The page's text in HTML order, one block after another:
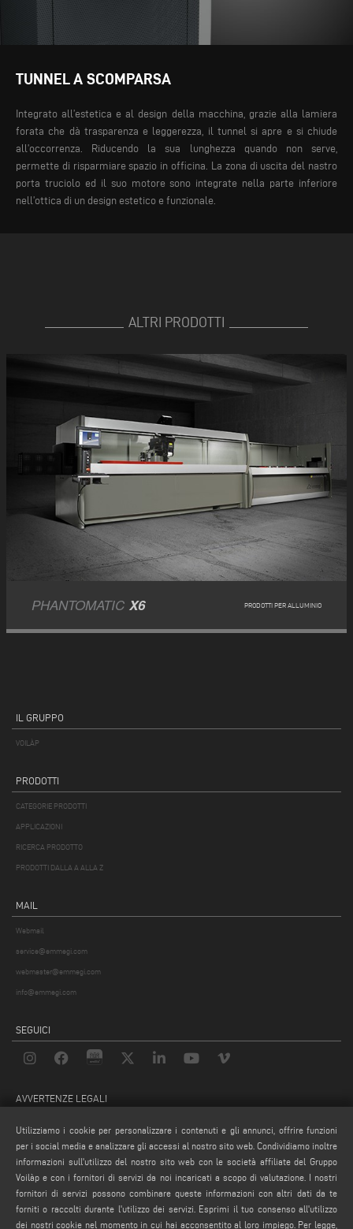
TUNNEL A SCOMPARSA
Integrato all’estetica e al design della macchina, grazie alla lamiera
forata che dà trasparenza e leggerezza, il tunnel si apre e si chiude
all’occorrenza. Riducendo la sua lunghezza quando non serve,
permette di risparmiare spazio in officina. La zona di uscita del nastro
porta truciolo ed il suo motore sono integrate nella parte inferiore
nell’ottica di un design estetico e funzionale.
ALTRI PRODOTTI
PHANTOMATIC X6 PRODOTTI PER ALLUMINIO
IL GRUPPO
VOILÀP
PRODOTTI
CATEGORIE PRODOTTI
APPLICAZIONI
RICERCA PRODOTTO
PRODOTTI DALLA A ALLA Z
MAIL
Webmail
service@emmegi.com
webmaster@emmegi.com
info@emmegi.com
SEGUICI
AVVERTENZE LEGALI
NOTE LEGALI
COMPLIANCE
COOKIE POLICY
CONDIZIONI GENERALI DI VENDITA
IMPOSTAZIONE COOKIES
Utilizziamo i cookie per personalizzare i contenuti e gli annunci, offrire funzioni
per i social media e analizzare gli accessi al nostro sito web. Condividiamo inoltre
informazioni sull'utilizzo del nostro sito web con le società affiliate del Gruppo
Voilàp e con i fornitori di servizi da noi incaricati a scopo di valutazione. I nostri
fornitori di servizi possono combinare queste informazioni con altri dati da te
forniti o raccolti durante l'utilizzo dei servizi. Esprimi il tuo consenso all'utilizzo
dei nostri cookie nel momento in cui hai acconsentito al loro impiego. Per legge,